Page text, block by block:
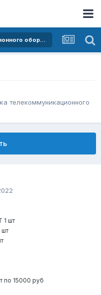
Покупка и продажа телекоммуникационного оборудования
телекоммуникационного
1 шт
шт
по 15000 руб